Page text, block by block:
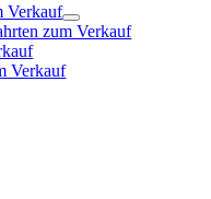
Verkauf
zum Verkauf
Verkauf